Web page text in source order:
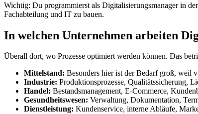
Wichtig: Du programmierst als Digitalisierungsmanager in
Fachabteilung und IT zu bauen.
In welchen Unternehmen arbeiten
Überall dort, wo Prozesse optimiert werden können. Das
Mittelstand: Besonders hier ist der Bedarf groß, weil
Industrie: Produktionsprozesse, Qualitätssicherung,
Handel: Bestandsmanagement, E-Commerce,
Gesundheitswesen: Verwaltung, Dokumentation,
Dienstleistung: Kundenservice, interne Abläufe,